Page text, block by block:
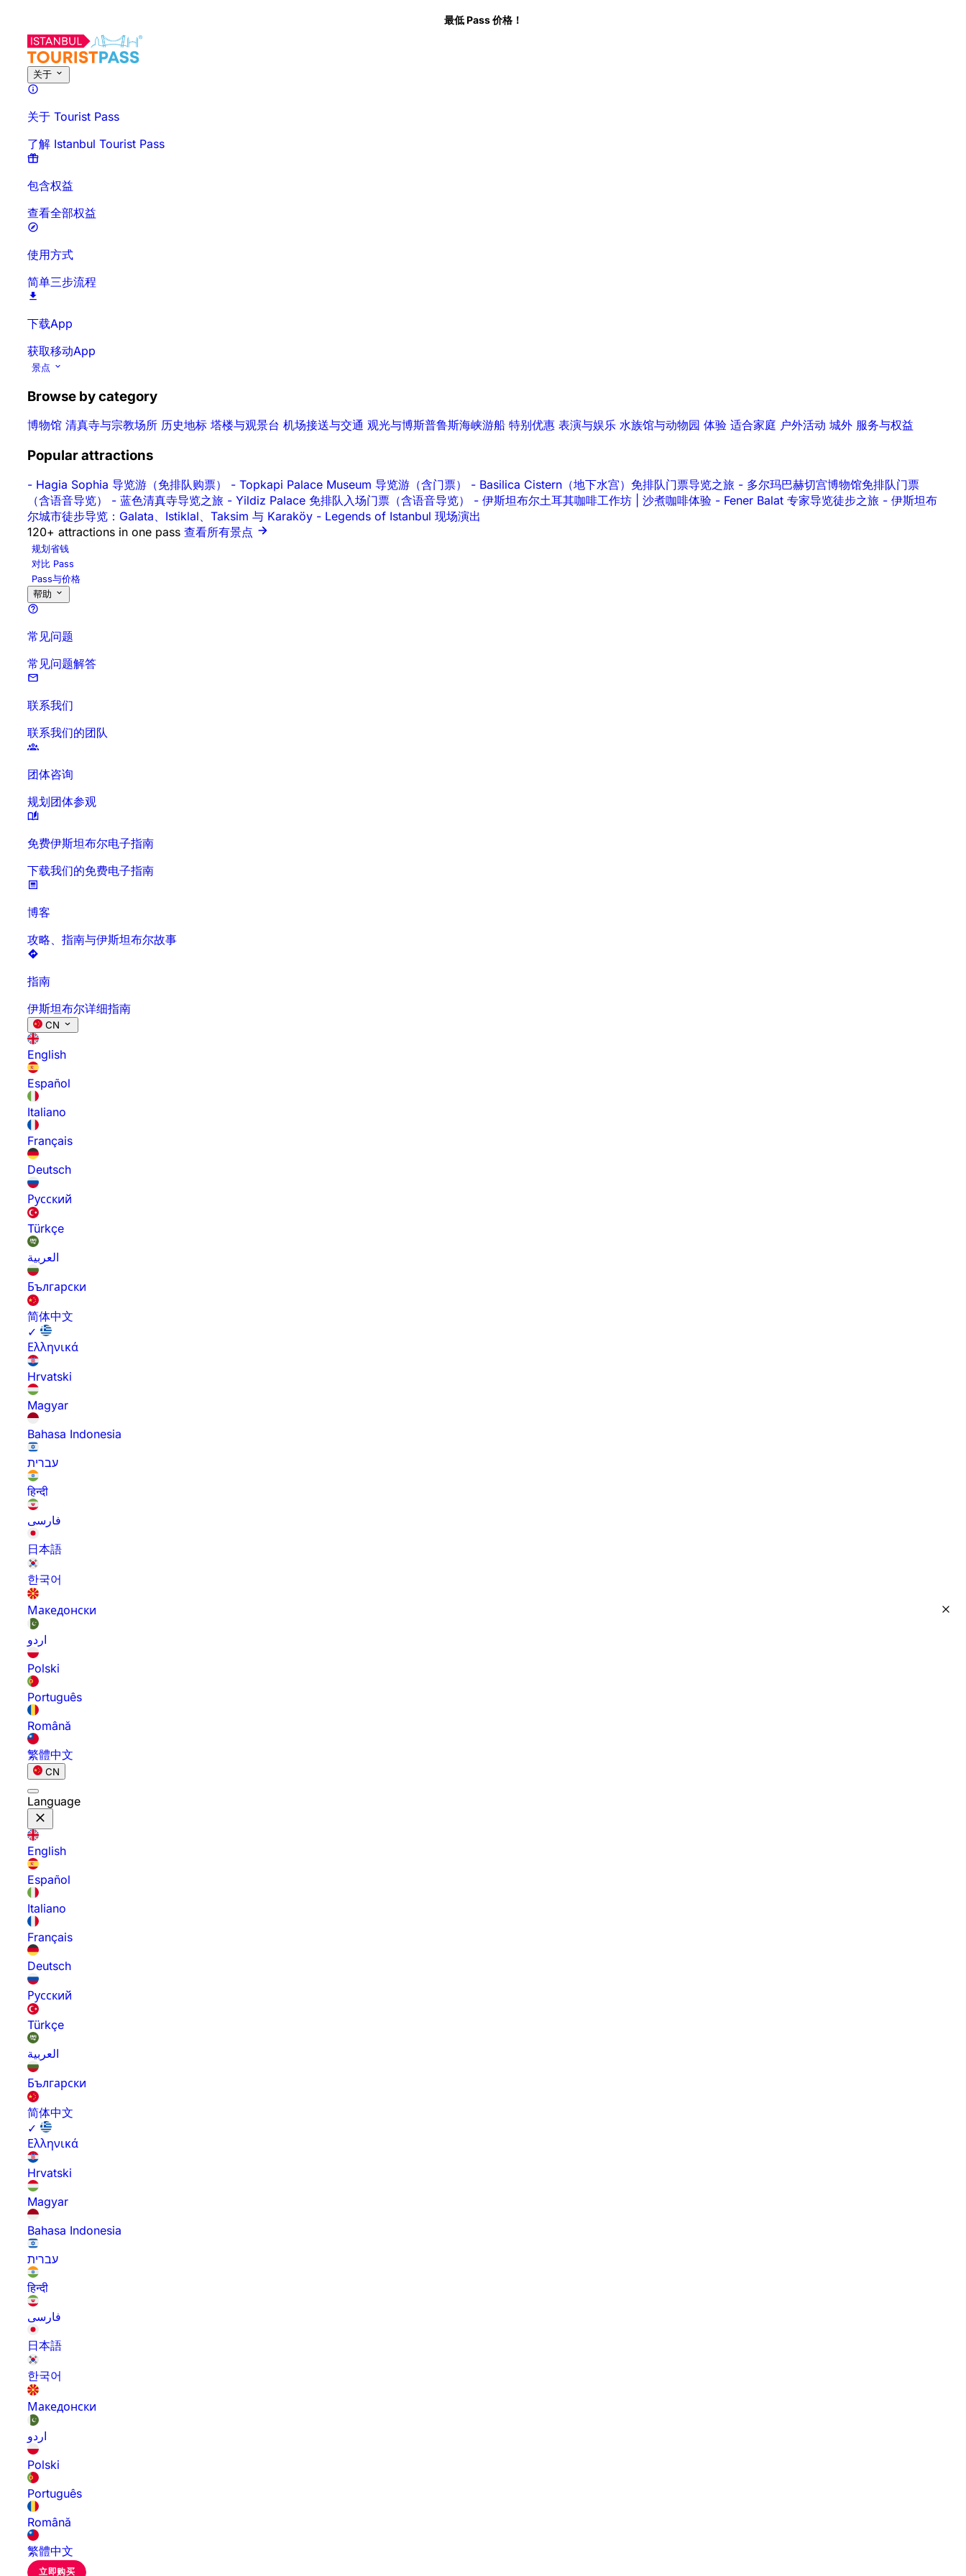
最低 Pass 价格！
关于
关于 Tourist Pass
了解 Istanbul Tourist Pass
包含权益
查看全部权益
使用方式
简单三步流程
下载App
获取移动App
景点
Browse by category
博物馆 清真寺与宗教场所 历史地标 塔楼与观景台 机场接送与交通 观光与博斯普鲁斯海峡游船 特别优惠 表演与娱乐 水族馆与动物园 体验 适合家庭 户外活动 城外 服务与权益
Popular attractions
- Hagia Sophia 导览游（免排队购票） - Topkapi Palace Museum 导览游（含门票） - Basilica Cistern（地下水宫）免排队门票导览之旅 - 多尔玛巴赫切宫博物馆免排队门票
（含语音导览） - 蓝色清真寺导览之旅 - Yildiz Palace 免排队入场门票（含语音导览） - 伊斯坦布尔土耳其咖啡工作坊 | 沙煮咖啡体验 - Fener Balat 专家导览徒步之旅 - 伊斯坦布
尔城市徒步导览：Galata、Istiklal、Taksim 与 Karaköy - Legends of Istanbul 现场演出
120+ attractions in one pass 查看所有景点
规划省钱
对比 Pass
Pass与价格
帮助
常见问题
常见问题解答
联系我们
联系我们的团队
团体咨询
规划团体参观
免费伊斯坦布尔电子指南
下载我们的免费电子指南
博客
攻略、指南与伊斯坦布尔故事
指南
伊斯坦布尔详细指南
CN
English
Español
Italiano
Français
Deutsch
Русский
Türkçe
العربية
Български
简体中文
✓
Ελληνικά
Hrvatski
Magyar
Bahasa Indonesia
עברית
हिन्दी
فارسی
日本語
한국어
Македонски
اردو
Polski
Português
Română
繁體中文
CN
Language
English
Español
Italiano
Français
Deutsch
Русский
Türkçe
العربية
Български
简体中文
✓
Ελληνικά
Hrvatski
Magyar
Bahasa Indonesia
עברית
हिन्दी
فارسی
日本語
한국어
Македонски
اردو
Polski
Português
Română
繁體中文
立即购买